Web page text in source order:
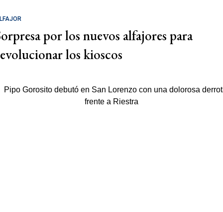
por los nuevos alfajores para
los kioscos